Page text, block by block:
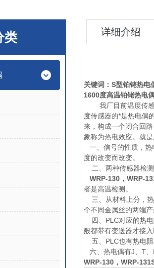
类 详细介绍
关键词：S型铂铑热电
1600度高温铂铑热电
我厂目前温度传感
度传感器的*是热电偶
来，构成一个闭合回
象称为热电效应。就
一、信号的性质，热
度的改变而改变。
二、两种传感器检测
WRP-130，WRP-
者是高温检测。
三、从材料上分，热
个不同金属丝的两端产
四、PLC对应的热电
般都带有变送器才接
五、PLC也有热电阻
六、热电偶有J、T、
WRP-130，WRP-